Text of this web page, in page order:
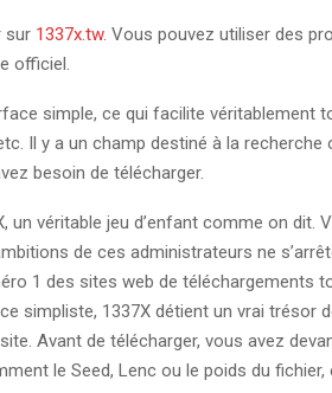
sur 1337x.tw. Vous pouvez utiliser des
officiel.
simple, ce qui facilite véritablement
Il y a un champ destiné à la
besoin de télécharger.
un véritable jeu d’enfant comme on dit.
de ces administrateurs ne
1 des sites web de téléchargements
simpliste, 1337X détient un vrai trésor
Avant de télécharger, vous avez
le Seed, Lenc ou le poids du fichier,